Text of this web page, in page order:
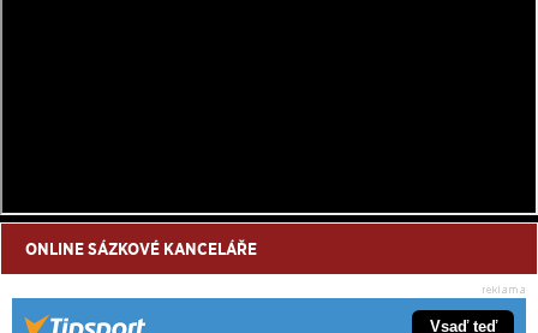
ONLINE SÁZKOVÉ KANCELÁŘE
Vsaď teď